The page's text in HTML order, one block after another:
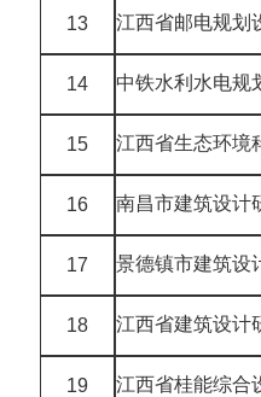
13 江西省邮电规划
14 中铁水利水电规
15 江西省生态环境
16 南昌市建筑设计
17 景德镇市建筑设
18 江西省建筑设计
19 江西省桂能综合